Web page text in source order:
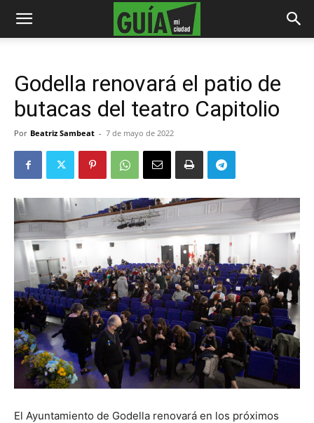
Godella renovará el patio de
butacas del teatro Capitolio
Por Beatriz Sambeat - 7 de mayo de 2022
El Ayuntamiento de Godella renovará en los próximos